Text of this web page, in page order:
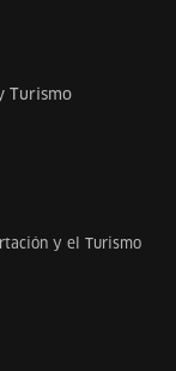
Turismo
y el Turismo